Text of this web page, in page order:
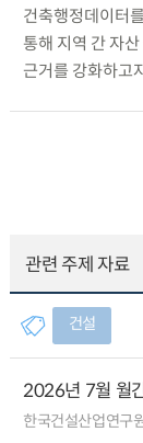
건축행정데이터
통해 지역 간 자
근거를 강화하고
관련 주제 자료
건설
2026년 7월 월
한국건설산업연구